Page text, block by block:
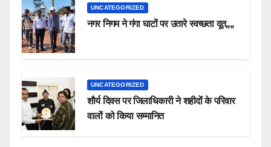
UNCATEGORIZED
नगर निगम ने गंगा घाटों पर उतारे स्वच्छता दूत,,,,
UNCATEGORIZED
शौर्य दिवस पर जिलाधिकारी ने शहीदों के परिवार
वालों को किया सम्मानित